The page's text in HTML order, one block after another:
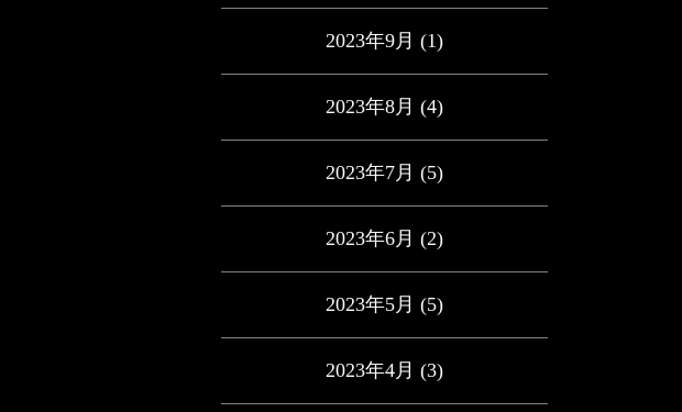
2023年9月 (1)
2023年8月 (4)
2023年7月 (5)
2023年6月 (2)
2023年5月 (5)
2023年4月 (3)